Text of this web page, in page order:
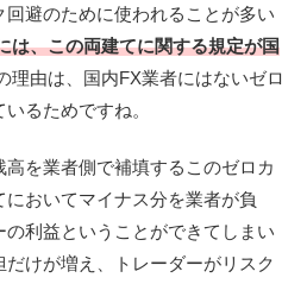
避のために使われることが多い
は、この両建てに関する規定が国
理由は、国内FX業者にはないゼロ
るためですね。
を業者側で補填するこのゼロカ
おいてマイナス分を業者が負
利益ということができてしまい
けが増え、トレーダーがリスク